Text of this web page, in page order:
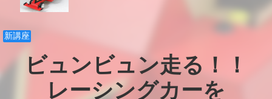
新講座
ビュンビュン走る！！
レーシングカーを